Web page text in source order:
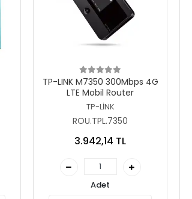
Sepete Ekle
TP-LINK M7350 300Mbps 4G
LTE Mobil Router
TP-LİNK
ROU.TPL.7350
3.942,14 TL
Adet